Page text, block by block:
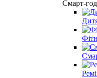
Смарт-